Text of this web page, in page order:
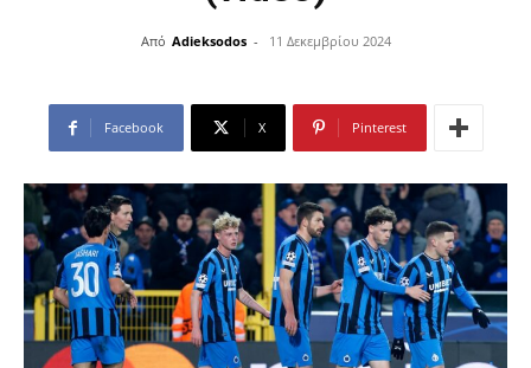
Από Adieksodos - 11 Δεκεμβρίου 2024
Facebook X Pinterest